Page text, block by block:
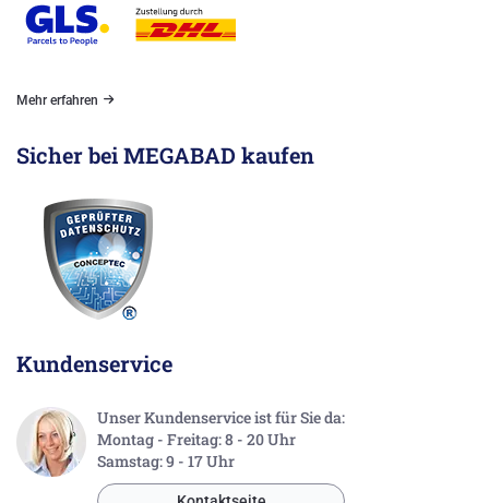
Mehr erfahren
Sicher bei MEGABAD kaufen
Kundenservice
Unser Kundenservice ist für Sie da:
Montag - Freitag: 8 - 20 Uhr
Samstag: 9 - 17 Uhr